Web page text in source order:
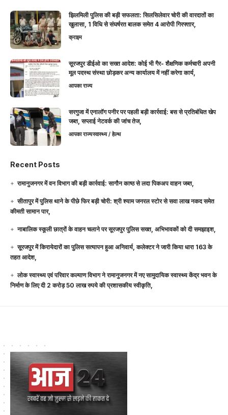
झिलमिली पुलिस की बड़ी सफलता: सिलसिलेवार चोरी की वारदातों का
खुलासा, 1 विधि से संघर्षरत बालक समेत 4 आरोपी गिरफ्तार,
क्राइम
सूरजपुर डीईओ का सख्त आदेश: कोई भी गैर- शैक्षणिक कर्मचारी अपनी
मूल पदस्थ संस्था छोड़कर अन्य कार्यालय में नहीं करेगा कार्य,
आपका राज्य
सरगुजा में एनालॉग पनीर पर पहली बड़ी कार्रवाई: बस से प्रतिबंधित खेप
जब्त, सप्लाई नेटवर्क की जांच तेज,
आपका राज्यस्वास्थ्य / हेल्थ
Recent Posts
रामानुजनगर में वन विभाग की बड़ी कार्रवाई: सागौन काष्ठ से लदा पिकअप वाहन जब्त,
सीतापुर में पुलिस थाने के पीछे फिर बड़ी चोरी: श्री श्याम जनरल स्टोर से सवा लाख नकद समेत
कीमती सामान पार,
नाबालिक स्कूली छात्रों के वाहन चलाने पर सूरजपुर पुलिस सख्त, अभिभावकों को दी समझाइश,
सूरजपुर में किरायेदारों का पुलिस सत्यापन हुआ अनिवार्य, कलेक्टर ने जारी किया धारा 163 के
तहत आदेश,
लोक स्वास्थ्य एवं परिवार कल्याण विभाग ने रामानुजनगर में नए सामुदायिक स्वास्थ्य केंद्र भवन के
निर्माण के लिए दी 2 करोड़ 50 लाख रुपये की प्रशासकीय स्वीकृति,